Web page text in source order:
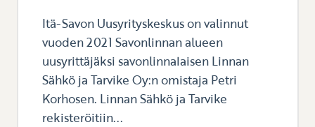
Itä-Savon Uusyrityskeskus on valinnut
vuoden 2021 Savonlinnan alueen
uusyrittäjäksi savonlinnalaisen Linnan
Sähkö ja Tarvike Oy:n omistaja Petri
Korhosen. Linnan Sähkö ja Tarvike
rekisteröitiin...